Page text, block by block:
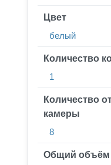
Цвет
белый
Количество
1
Количество
камеры
8
Общий объём